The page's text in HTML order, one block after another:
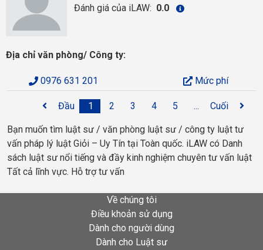
Đánh giá của iLAW: 0.0
Địa chỉ văn phòng/ Công ty:
0976 631 201 Mức phí
Đầu 1 2 3 4 5 ... Cuối
Bạn muốn tìm luật sư / văn phòng luật sư / công ty luật tư
vấn pháp lý luật Giỏi – Uy Tín tại Toàn quốc. iLAW có Danh
sách luật sư nổi tiếng và đầy kinh nghiệm chuyên tư vấn luật
Tất cả lĩnh vực. Hỗ trợ tư vấn
Về chúng tôi
Điều khoản sử dụng
Dành cho người dùng
Dành cho Luật sư